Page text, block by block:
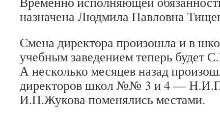
назначена Людмила Павловна
Смена директора произошла и в
учебным заведением теперь будет
А несколько месяцев назад
директоров школ №№ 3 и 4 —
И.П.Жукова поменялись местами.